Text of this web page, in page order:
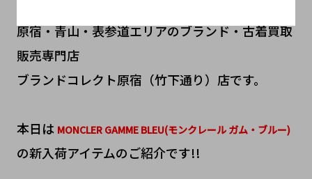
原宿・青山・表参道エリアのブランド・古着買取
販売専門店
ブランドコレクト原宿（竹下通り）店です。
本日は MONCLER GAMME BLEU(モンクレール ガム・ブルー)
の新入荷アイテムのご紹介です!!